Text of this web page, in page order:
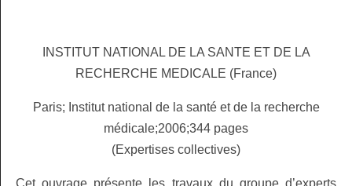
INSTITUT NATIONAL DE LA SANTE ET DE LA
RECHERCHE MEDICALE (France)
Paris; Institut national de la santé et de la recherche
médicale;2006;344 pages
(Expertises collectives)